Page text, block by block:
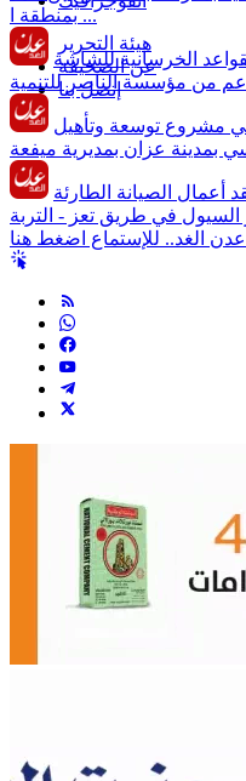
هيئة التحرير
عن الصحيفة
إتصل بنا
بمنطقة ا ...
الخرسانية للشاشة
مشروع توسعة وتأهيل
أعمال الصيانة الطارئة